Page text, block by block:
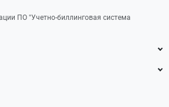
ПО "Учетно-биллинговая система